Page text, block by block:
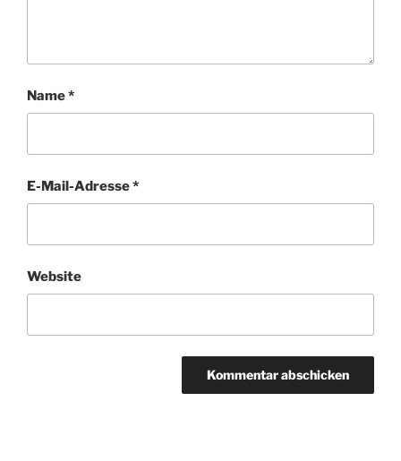
Name*
E-Mail-Adresse*
Website